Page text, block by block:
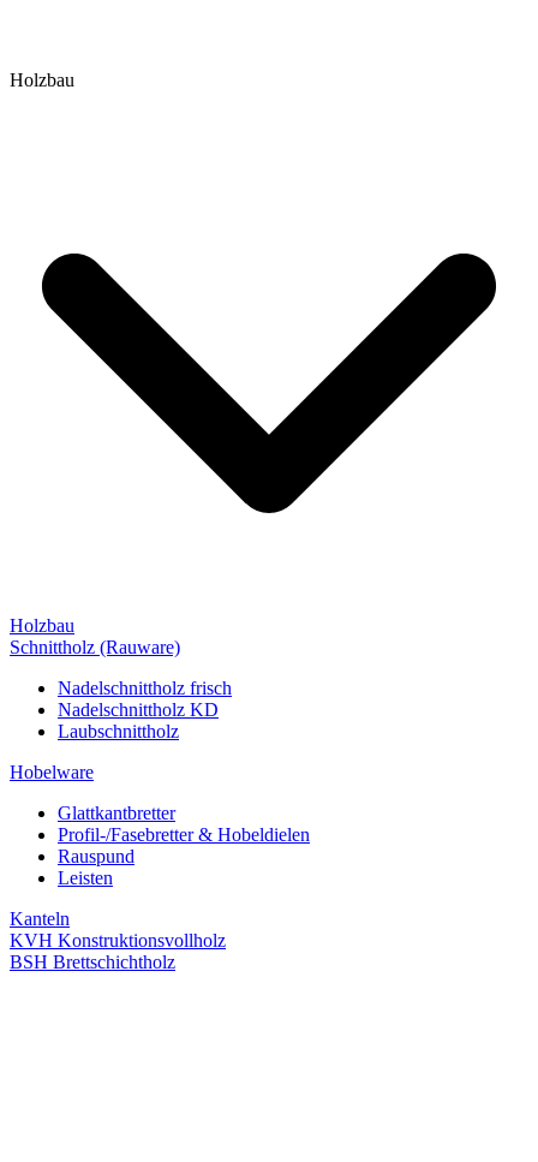
Holzbau
Holzbau
Schnittholz (Rauware)
Nadelschnittholz frisch
Nadelschnittholz KD
Laubschnittholz
Hobelware
Glattkantbretter
Profil-/Fasebretter & Hobeldielen
Rauspund
Leisten
Kanteln
KVH Konstruktionsvollholz
BSH Brettschichtholz